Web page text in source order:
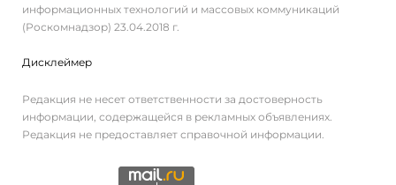
информационных технологий и массовых коммуникаций
(Роскомнадзор) 23.04.2018 г.
Дисклеймер
Редакция не несет ответственности за достоверность
информации, содержащейся в рекламных объявлениях.
Редакция не предоставляет справочной информации.